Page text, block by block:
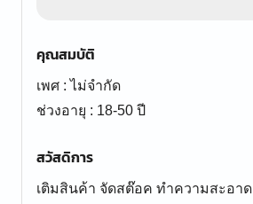
คุณสมบัติ
เพศ : ไม่จำกัด
ช่วงอายุ : 18-50 ปี
สวัสดิการ
เติมสินค้า จัดสต๊อค ทำความสะอาด